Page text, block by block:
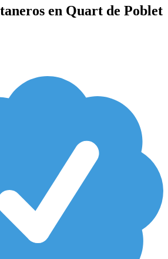
en Quart de Poblet